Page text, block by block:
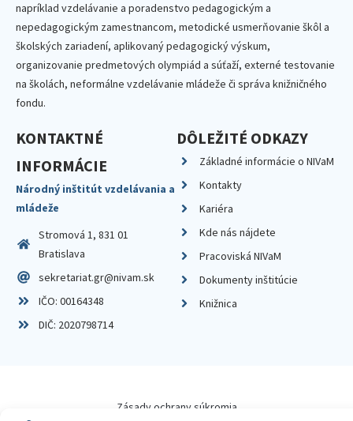
napríklad vzdelávanie a poradenstvo pedagogickým a
nepedagogickým zamestnancom, metodické usmerňovanie škôl a
školských zariadení, aplikovaný pedagogický výskum,
organizovanie predmetových olympiád a súťaží, externé testovanie
na školách, neformálne vzdelávanie mládeže či správa knižničného
fondu.
KONTAKTNÉ
INFORMÁCIE
Národný inštitút vzdelávania a
mládeže
Stromová 1, 831 01
Bratislava
sekretariat.gr@nivam.sk
IČO: 00164348
DIČ: 2020798714
DÔLEŽITÉ ODKAZY
Základné informácie o NIVaM
Kontakty
Kariéra
Kde nás nájdete
Pracoviská NIVaM
Dokumenty inštitúcie
Knižnica
Zásady ochrany súkromia